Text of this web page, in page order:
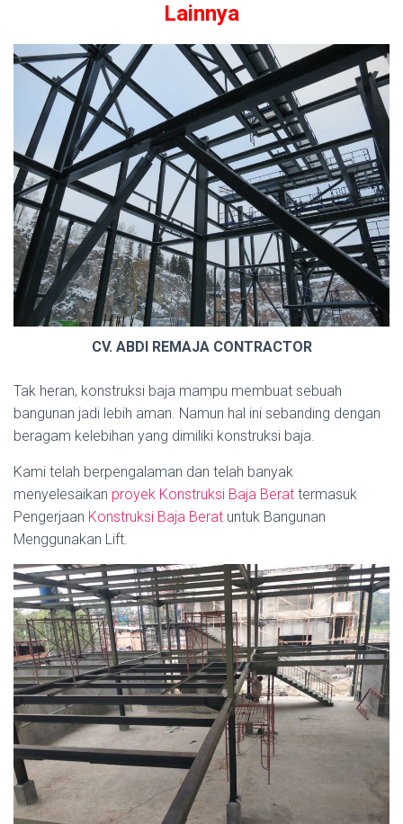
Lainnya
CV. ABDI REMAJA CONTRACTOR
Tak heran, konstruksi baja mampu membuat sebuah
bangunan jadi lebih aman. Namun hal ini sebanding dengan
beragam kelebihan yang dimiliki konstruksi baja.
Kami telah berpengalaman dan telah banyak
menyelesaikan proyek Konstruksi Baja Berat termasuk
Pengerjaan Konstruksi Baja Berat untuk Bangunan
Menggunakan Lift.